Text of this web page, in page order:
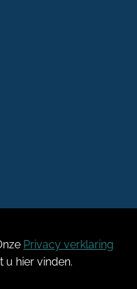
Privacy verklaring
u hier vinden.